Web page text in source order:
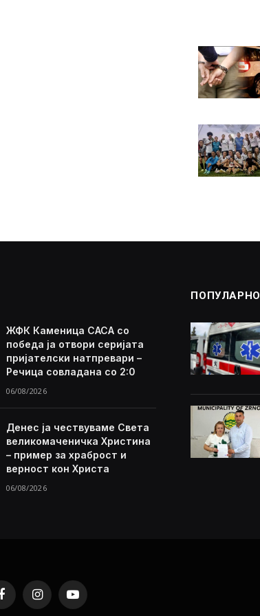
ЖФК Каменица САСА со
победа ја отвори серијата
пријателски натпревари –
Речица совладана со 2:0
06/08/2026
Денес ја чествуваме Света
великомаченичка Христина
– пример за храброст и
верност кон Христа
06/08/2026
ПОПУЛАРНО
FacebookInstagramYouTube